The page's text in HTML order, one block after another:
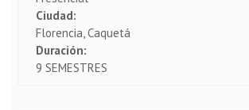
Ciudad:
Florencia, Caquetá
Duración:
9 SEMESTRES